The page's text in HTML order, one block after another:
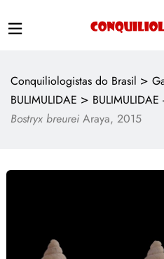
Conquiliologistas do Brasil >
BULIMULIDAE >
Bostryx breurei Araya, 2015